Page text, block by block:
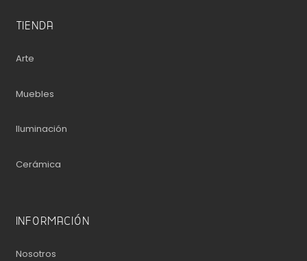
TIENDA
Arte
Muebles
Iluminación
Cerámica
INFORMACIÓN
Nosotros